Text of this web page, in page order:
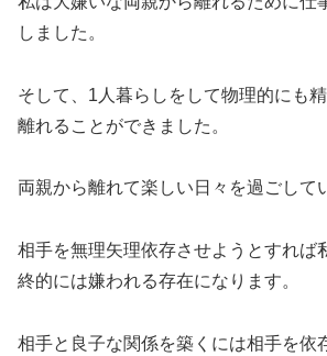
しました。
そして、1人暮らしをして物理的にも
離れることができました。
両親から離れて楽しい日々を過ごして
相手を無理矢理依存させようとすれば
終的には嫌われる存在になります。
相手と良子な関係を築くには相手を依